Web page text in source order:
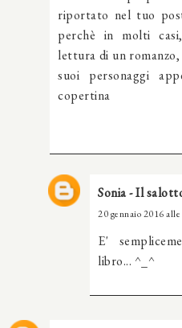
riportato nel tuo
perchè in molti
lettura di un
suoi personaggi
copertina
Sonia - Il
20 gennaio 2016
E'
libro... ^_^